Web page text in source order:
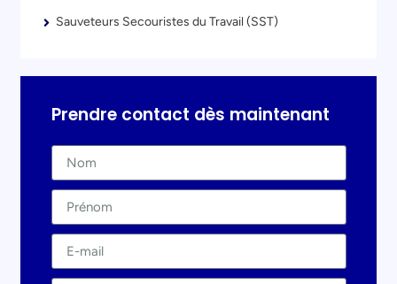
Sauveteurs Secouristes du Travail (SST)
Prendre contact dès maintenant